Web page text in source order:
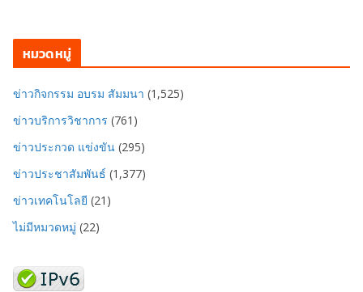
หมวดหมู่
ข่าวกิจกรรม อบรม สัมมนา (1,525)
ข่าวบริการวิชาการ (761)
ข่าวประกวด แข่งขัน (295)
ข่าวประชาสัมพันธ์ (1,377)
ข่าวเทคโนโลยี (21)
ไม่มีหมวดหมู่ (22)